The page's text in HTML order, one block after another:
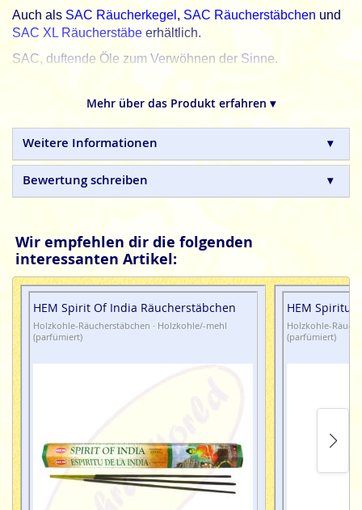
Auch als SAC Räucherkegel , SAC Räucherstäbchen und
SAC XL Räucherstäbe erhältlich.
SAC, duftende Öle zum Verwöhnen der Sinne.
Öle, die strengen Qualitätsanforderungen entsprechen.
Hinweis: In der Packung befindet sich ein Einsatz für ein genaueres
Dosieren des kostbaren Duftöls. Schraube den Deckel ab, entferne die
Auslaufsicherung und drücke das Teil (Dosierhilfe/Kindersicherung) mit
der Spitze fest nach unten ins Fläschchen und schon kann es
Mehr über das Produkt erfahren ▾
Weitere Informationen
Bewertung schreiben
Wir empfehlen dir die folgenden
interessanten Artikel:
HEM Spirit Of India Räucherstäbchen
Holzkohle-Räucherstäbchen · Holzkohle/-mehl
(parfümiert)
HEM
Holzkohle-
(parfümiert)